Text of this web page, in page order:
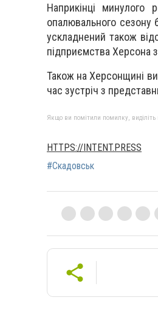
Наприкінці
опалювального сезону
ускладнений також
підприємства Херсона
Також на Херсонщині
час зустріч з
Якщо ви помітили помилку, виділіть
HTTPS://INTENT.PRESS
#Скадовськ